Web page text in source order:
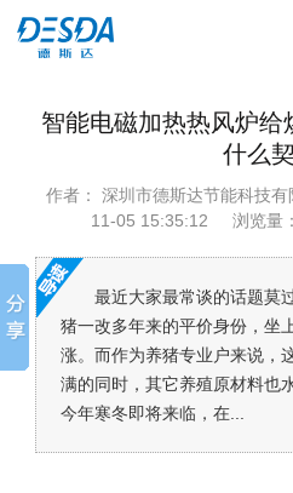
智能电磁加热热风炉
什么
作者： 深圳市德斯达节能科技有
11-05 15:35:12
浏览量
最近大家最常谈的话题莫
猪一改多年来的平价身份，坐
涨。而作为养猪专业户来说，
满的同时，其它养殖原材料也
今年寒冬即将来临，在...